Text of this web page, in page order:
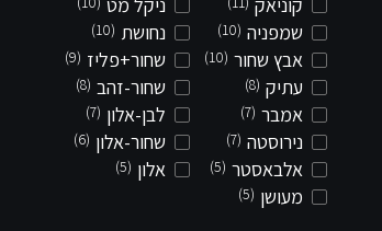
שמפניה (10) נחושת (10)
אבץ שחור (10) שחור+פליז (9)
עתיק (8) שחור-זהב (8)
אמבר (7) לבן-אלון (7)
נירוסטה (7) שחור-אלון (6)
אלבאסטר (5) אלון (5)
מעושן (5)